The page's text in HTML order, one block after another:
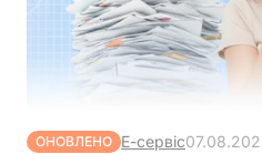
ОНОВЛЕНО Е-сервіс